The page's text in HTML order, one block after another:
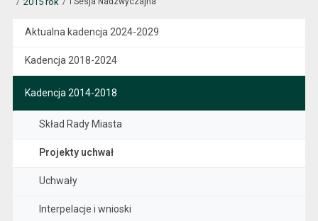
Aktualna kadencja 2024-2029
Kadencja 2018-2024
Kadencja 2014-2018
Skład Rady Miasta
Projekty uchwał
Uchwały
Interpelacje i wnioski